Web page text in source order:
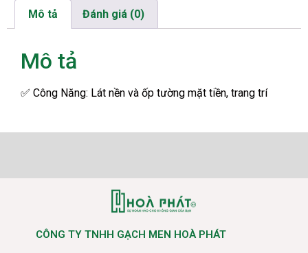
Mô tả Đánh giá (0)
Mô tả
✅ Công Năng: Lát nền và ốp tường mặt tiền, trang trí
CÔNG TY TNHH GẠCH MEN HOÀ PHÁT